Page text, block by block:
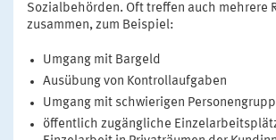
Sozialbehörden. Oft treffen auch mehrere
zusammen, zum Beispiel:
Umgang mit Bargeld
Ausübung von Kontrollaufgaben
Umgang mit schwierigen
öffentlich zugängliche